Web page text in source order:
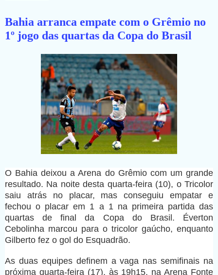
Bahia arranca empate com o Grêmio no
1º jogo das quartas da Copa do Brasil
O Bahia deixou a Arena do Grêmio com um grande
resultado. Na noite desta quarta-feira (10), o Tricolor
saiu atrás no placar, mas conseguiu empatar e
fechou o placar em 1 a 1 na primeira partida das
quartas de final da Copa do Brasil. Éverton
Cebolinha marcou para o tricolor gaúcho, enquanto
Gilberto fez o gol do Esquadrão.
As duas equipes definem a vaga nas semifinais na
próxima quarta-feira (17), às 19h15, na Arena Fonte